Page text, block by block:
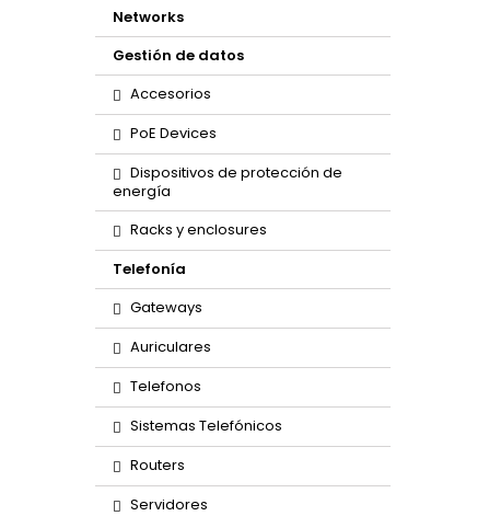
Networks
Gestión de datos
Accesorios
PoE Devices
Dispositivos de protección de
energía
Racks y enclosures
Telefonía
Gateways
Auriculares
Telefonos
Sistemas Telefónicos
Routers
Servidores